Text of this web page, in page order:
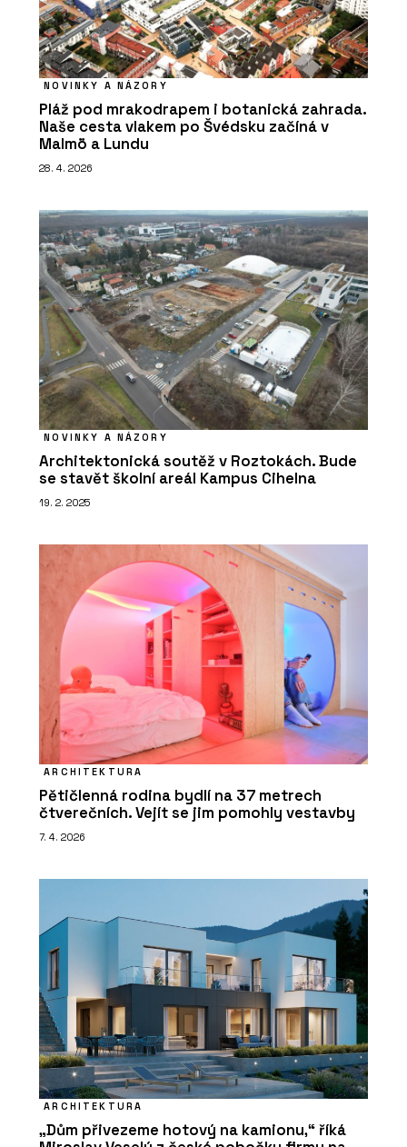
NOVINKY A NÁZORY
Pláž pod mrakodrapem i botanická zahrada.
Naše cesta vlakem po Švédsku začíná v
Malmö a Lundu
28. 4. 2026
NOVINKY A NÁZORY
Architektonická soutěž v Roztokách. Bude
se stavět školní areál Kampus Cihelna
19. 2. 2025
ARCHITEKTURA
Pětičlenná rodina bydlí na 37 metrech
čtverečních. Vejít se jim pomohly vestavby
7. 4. 2026
ARCHITEKTURA
„Dům přivezeme hotový na kamionu,“ říká